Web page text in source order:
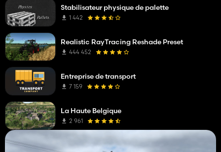
Stabilisateur physique de palette
1 442
Realistic RayTracing Reshade Preset
444 452
Entreprise de transport
7 159
La Haute Belgique
2 961